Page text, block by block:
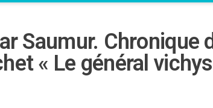
Saumur. Chronique
« Le général